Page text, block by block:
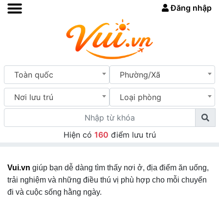
Đăng nhập
Toàn quốc Phường/Xã
Nơi lưu trú Loại phòng
Hiện có 160 điểm lưu trú
Vui.vn giúp bạn dễ dàng tìm thấy nơi ở, địa điểm ăn uống,
trải nghiệm và những điều thú vị phù hợp cho mỗi chuyến
đi và cuộc sống hằng ngày.